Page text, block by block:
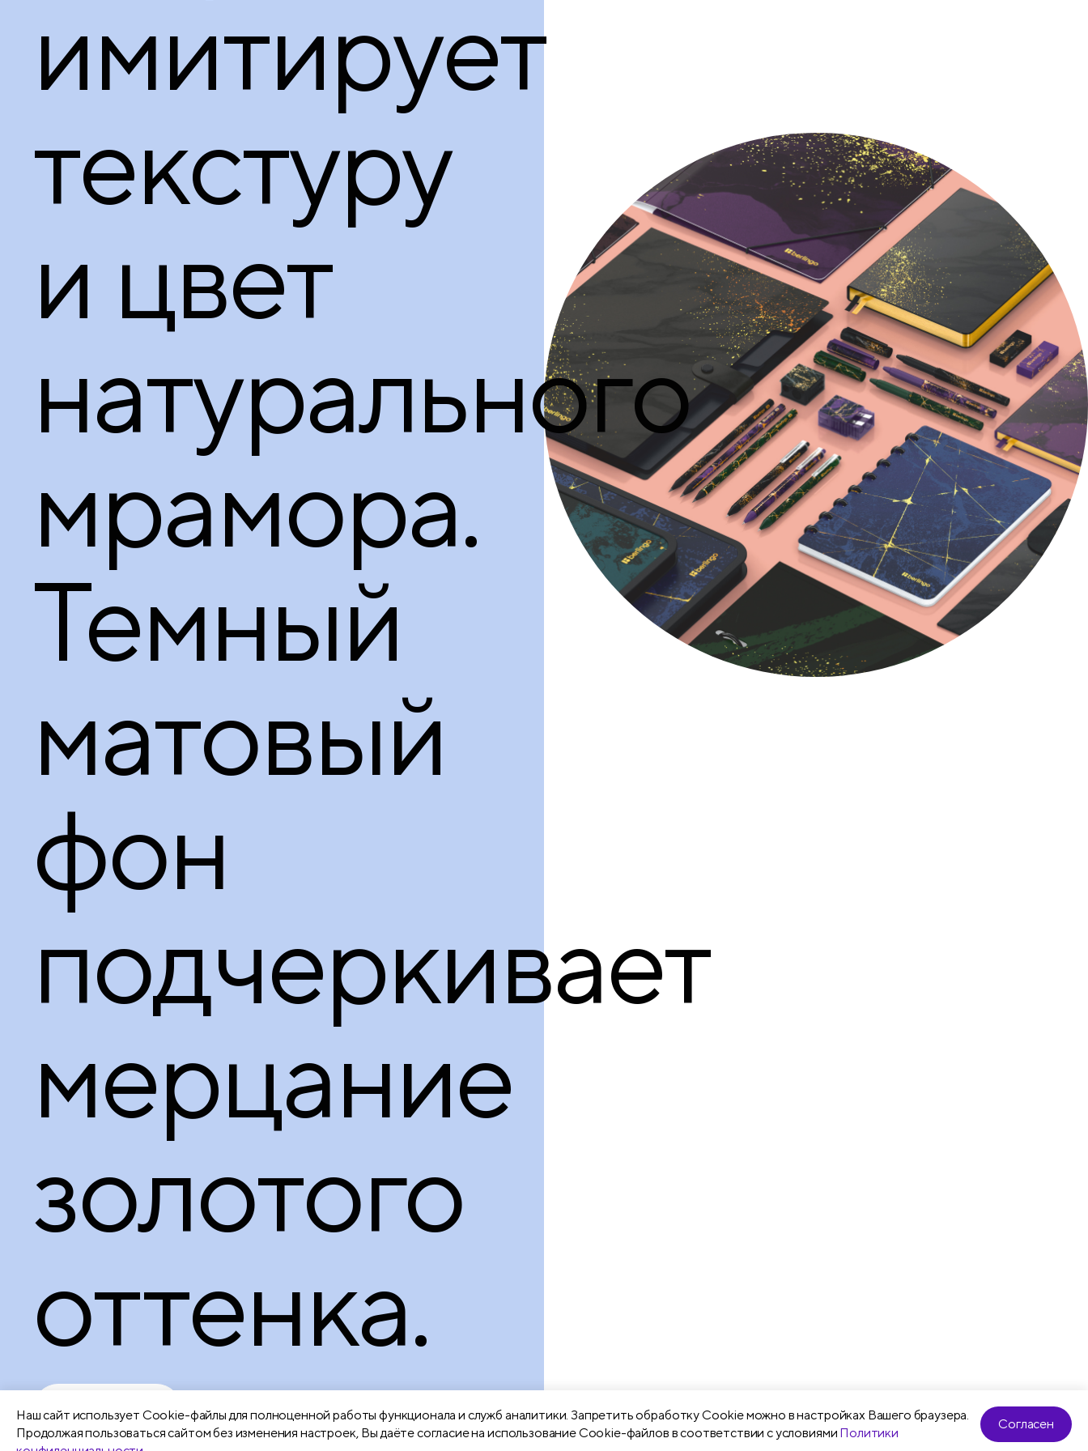
Наш сайт использует Сookie-файлы для полноценной работы функционала и служб аналитики. Запретить обработку Cookie можно в настройках Вашего браузера.
Продолжая пользоваться сайтом без изменения настроек, Вы даёте согласие на использование Cookie-файлов в соответствии с условиями Политики
Согласен
Подробнее
имитирует
текстуру
и цвет
натурального
мрамора.
Темный
матовый
фон
подчеркивает
мерцание
золотого
оттенка.